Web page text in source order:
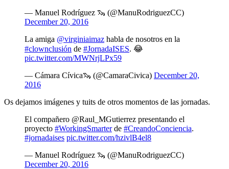
— Manuel Rodríguez 🦦 (@ManuRodriguezCC)
December 20, 2016
La amiga @virginiaimaz habla de nosotros en la
#clownclusión de #JornadaISES. 😂
pic.twitter.com/MWNrjLPx59
— Cámara Cívica🦦 (@CamaraCivica) December 20,
2016
Os dejamos imágenes y tuits de otros momentos de las jornadas.
El compañero @Raul_MGutierrez presentando el
proyecto #WorkingSmarterde #CreandoConciencia.
#jornadaises pic.twitter.com/hzivlB4el8
— Manuel Rodríguez 🦦 (@ManuRodriguezCC)
December 20, 2016